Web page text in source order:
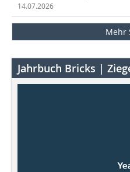
14.07.2026
Mehr
Jahrbuch Bricks |